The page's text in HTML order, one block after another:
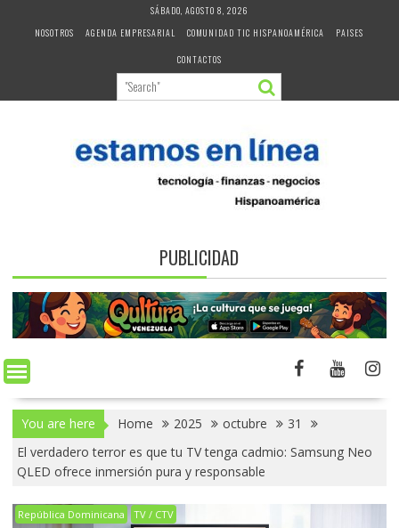
SÁBADO, AGOSTO 8, 2026
NOSOTROS
AGENDA EMPRESARIAL COMUNIDAD TIC HISPANOAMÉRICA
PAISES
CONTACTOS
PUBLICIDAD
You are here Home 2025 octubre
31
El verdadero terror es que tu TV tenga cadmio: Samsung Neo
QLED ofrece inmersión pura y responsable
República Dominicana TV / CTV